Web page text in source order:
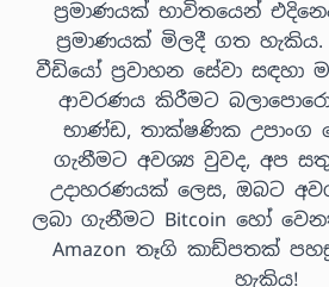
ප්‍රමාණයක් භාවිතයෙන්
ප්‍රමාණයක් මිලදී ගත
වීඩියෝ ප්‍රවාහන සේවා සඳහා
ආවරණය කිරීමට
භාණ්ඩ, තාක්ෂණික
ගැනීමට අවශ්‍ය වුවද, අප
උදාහරණයක් ලෙස, ඔබට
ලබා ගැනීමට Bitcoin හෝ
Amazon තෑගි කාඩ්පතක්
හැකිය!